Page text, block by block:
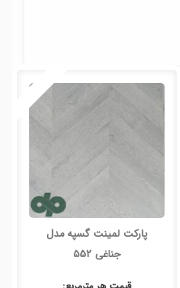
پارکت لمینت گسپه مدل
جناغی 552